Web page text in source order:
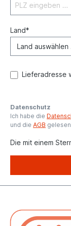
Land*
Lieferadresse
Datenschutz
Ich habe die
und die AGB
Die mit einem